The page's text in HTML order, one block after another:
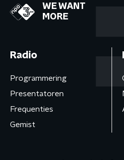
WE WANT
MORE
Radio
Programmering
Presentatoren
Frequenties
Gemist